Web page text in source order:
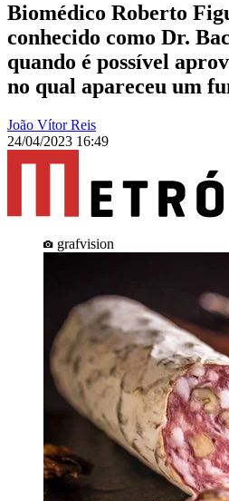
Biomédico Roberto
conhecido como Dr.
quando é possível
no qual apareceu um
João Vítor Reis
24/04/2023 16:49
grafvision